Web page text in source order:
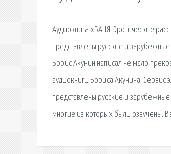
Аудиокнига «БАНЯ. Эротические
представлены русские и
Борис Акунин написал не мало
аудиокниги Бориса Акунина. Сервис
представлены русские и
многие из которых были озвучены. В